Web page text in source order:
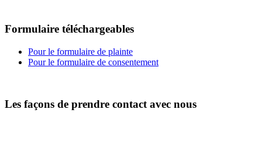
Formulaire téléchargeables
Pour le formulaire de plainte
Pour le formulaire de consentement
Les façons de prendre contact avec nous